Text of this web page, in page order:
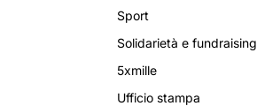
Sport
Solidarietà e fundraising
5xmille
Ufficio stampa